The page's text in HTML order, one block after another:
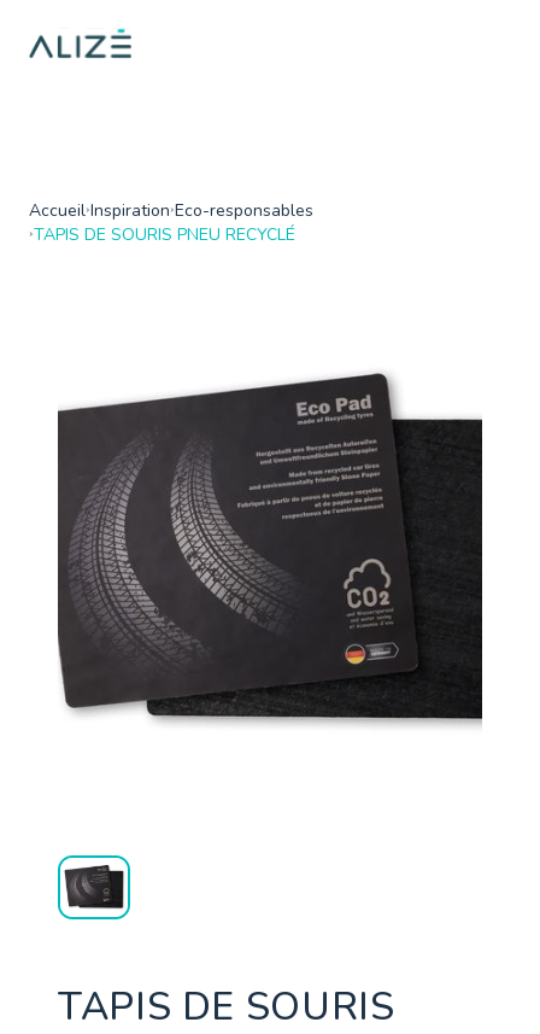
on line137
Accueil Inspiration Eco-responsables
TAPIS DE SOURIS PNEU RECYCLÉ
TAPIS DE SOURIS